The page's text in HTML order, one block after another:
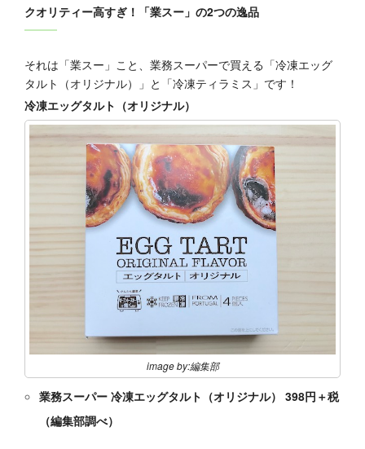
クオリティー高すぎ！「業スー」の2つの逸品
それは「業スー」こと、業務スーパーで買える「冷凍エッグ
タルト（オリジナル）」と「冷凍ティラミス」です！
冷凍エッグタルト（オリジナル）
image by:編集部
業務スーパー 冷凍エッグタルト（オリジナル） 398円＋税
（編集部調べ）